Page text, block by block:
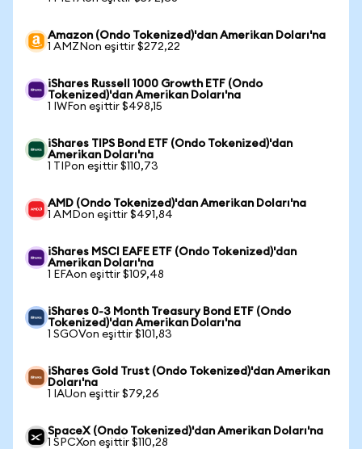
Amazon (Ondo Tokenized)'dan Amerikan Doları'na
1 AMZNon eşittir $272,22
iShares Russell 1000 Growth ETF (Ondo
Tokenized)'dan Amerikan Doları'na
1 IWFon eşittir $498,15
iShares TIPS Bond ETF (Ondo Tokenized)'dan
Amerikan Doları'na
1 TIPon eşittir $110,73
AMD (Ondo Tokenized)'dan Amerikan Doları'na
1 AMDon eşittir $491,84
iShares MSCI EAFE ETF (Ondo Tokenized)'dan
Amerikan Doları'na
1 EFAon eşittir $109,48
iShares 0-3 Month Treasury Bond ETF (Ondo
Tokenized)'dan Amerikan Doları'na
1 SGOVon eşittir $101,83
iShares Gold Trust (Ondo Tokenized)'dan Amerikan
Doları'na
1 IAUon eşittir $79,26
SpaceX (Ondo Tokenized)'dan Amerikan Doları'na
1 SPCXon eşittir $110,28